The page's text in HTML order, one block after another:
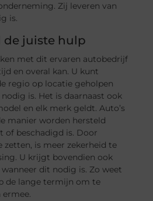
Zij leveren van
is.
juiste hulp
met dit ervaren autobedrijf
en overal kan. U kunt
regio op locatie geholpen
is. Het is daarnaast ook
en elk merk geldt. Auto’s
manier worden hersteld
of beschadigd is. Door
zetten, is meer zekerheid te
U krijgt bovendien ook
wanneer dit nodig is. Zo weet
de lange termijn om te